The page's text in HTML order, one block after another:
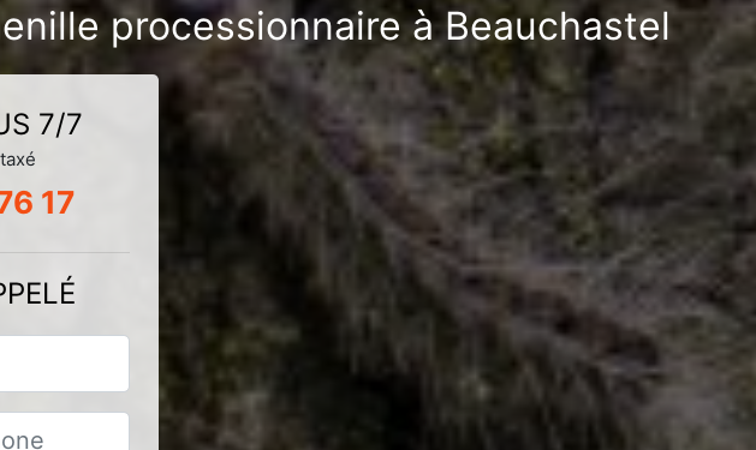
processionnaire à Beauchastel
7/7
17